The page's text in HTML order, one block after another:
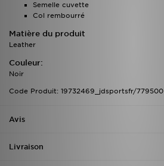
Semelle cuvette
Col rembourré
Matière du produit
Leather
Couleur:
Noir
Code Produit: 19732469_jdsportsfr/779500
Avis
Livraison